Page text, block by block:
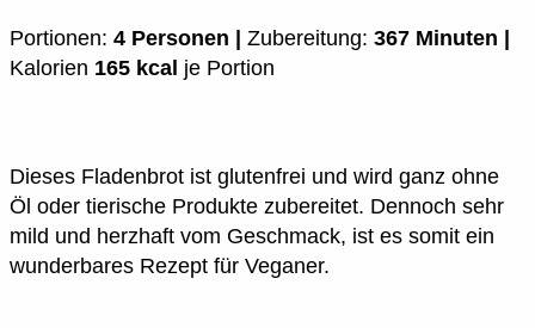
Portionen: 4 Personen | Zubereitung: 367 Minuten |
Kalorien 165 kcal je Portion
Dieses Fladenbrot ist glutenfrei und wird ganz ohne
Öl oder tierische Produkte zubereitet. Dennoch sehr
mild und herzhaft vom Geschmack, ist es somit ein
wunderbares Rezept für Veganer.